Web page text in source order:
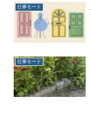
仕事モード
仕事モード